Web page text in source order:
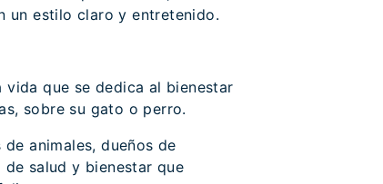
un estilo claro y entretenido.
que se dedica al bienestar
sobre su gato o perro.
animales, dueños de
salud y bienestar que